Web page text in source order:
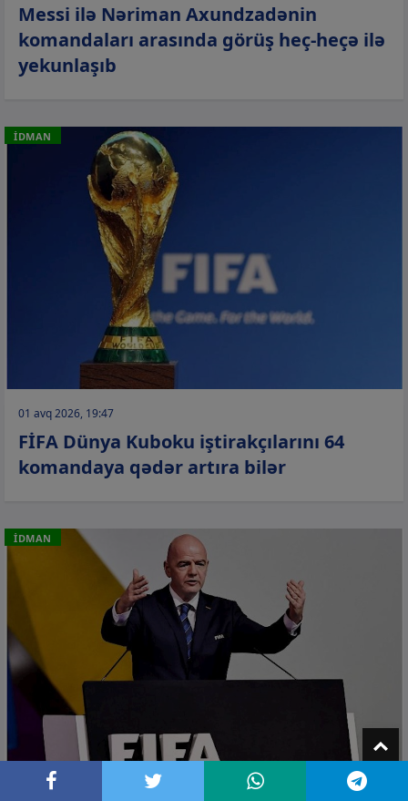
Messi ilə Nəriman Axundzadənin
komandaları arasında görüş heç-heçə ilə
yekunlaşıb
İDMAN
01 avq 2026, 19:47
FİFA Dünya Kuboku iştirakçılarını 64
komandaya qədər artıra bilər
İDMAN